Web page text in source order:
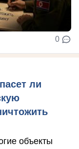
0
ли
объекты